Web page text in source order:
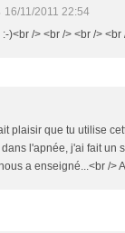
16/11/2011 22:54
)<br /> <br /> <br /> <br
plaisir que tu utilise
l'apnée, j'ai fait un
a enseigné...<br />